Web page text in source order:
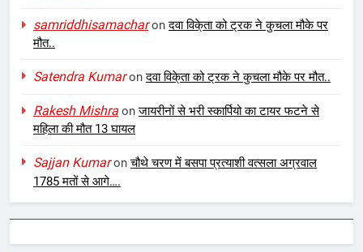
samriddhisamacharonदवा विके्ता को ट्रक ने कुचला मौके पर
मौत..
Satendra Kumaronदवा विके्ता को ट्रक ने कुचला मौके पर मौत..
Rakesh Mishra onजायरीनों से भरी स्कार्पियो का टायर फटने से
महिला की मौत 13 घायल
Sajjan Kumaronचौथे चरण में बसपा प्रत्याशी वत्सला अग्रवाल
1785 मतों से आगे….